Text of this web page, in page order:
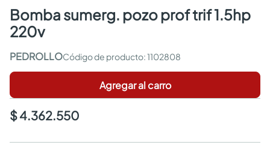
bomba sumerg. pozo prof trif 1.5hp
220v
PEDROLLO :1102808
Agregar al carro
$ 4.362.550